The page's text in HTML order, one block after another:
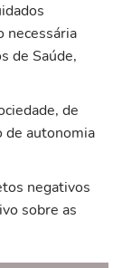
necessária
de Saúde,
de
de autonomia
negativos
sobre as